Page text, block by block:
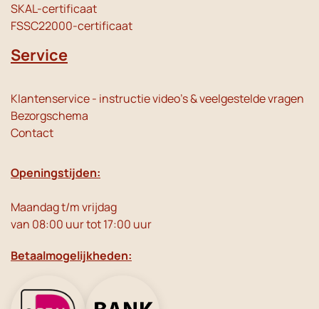
SKAL-certificaat
FSSC22000-certificaat
Service
Klantenservice - instructie video's & veelgestelde vragen
Bezorgschema
Contact
Openingstijden:
Maandag t/m vrijdag
van 08:00 uur tot 17:00 uur
Betaalmogelijkheden: